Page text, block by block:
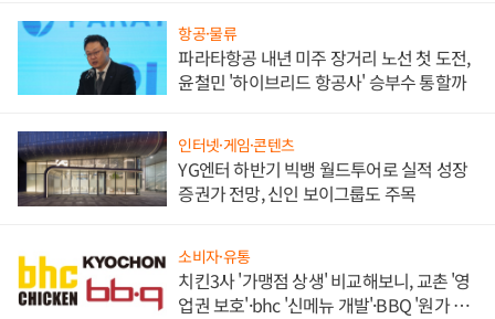
항공·물류
파라타항공 내년 미주 장거리 노선 첫 도전,
윤철민 '하이브리드 항공사' 승부수 통할까
인터넷·게임·콘텐츠
YG엔터 하반기 빅뱅 월드투어로 실적 성장
증권가 전망, 신인 보이그룹도 주목
소비자·유통
치킨3사 '가맹점 상생' 비교해보니, 교촌 '영
업권 보호'·bhc '신메뉴 개발'·BBQ '원가 부